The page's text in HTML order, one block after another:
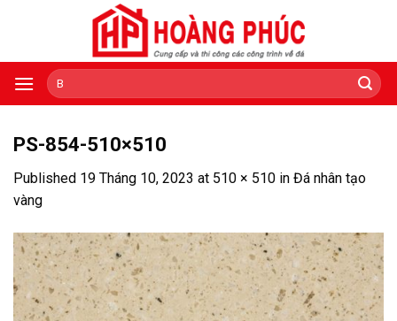
Tìm
kiếm:
PS-854-510×510
Published 19 Tháng 10, 2023 at 510 × 510 in Đá nhân tạo
vàng